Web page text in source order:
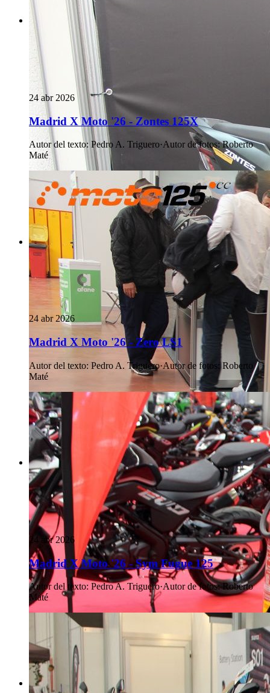
24 abr 2026
Madrid X Moto '26 - Zontes 125X
Autor del texto: Pedro A. Triguero·Autor de fotos: Roberto
Maté
24 abr 2026
Madrid X Moto '26 - Zero LS1
Autor del texto: Pedro A. Triguero·Autor de fotos: Roberto
Maté
24 abr 2026
Madrid X Moto '26 - Sym Fugue 125
Autor del texto: Pedro A. Triguero·Autor de fotos: Roberto
Maté